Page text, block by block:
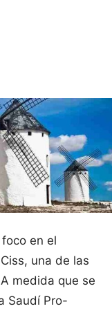
en el
una de las
medida que se
Saudí Pro-